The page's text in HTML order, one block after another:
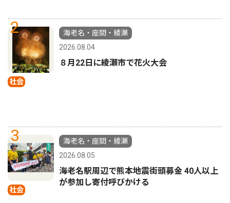
2
社会
海老名・座間・綾瀬
2026.08.04
８月22日に綾瀬市で花火大会
3
社会
海老名・座間・綾瀬
2026.08.05
海老名駅周辺で熊本地震街頭募金 40人以上
が参加し寄付呼びかける